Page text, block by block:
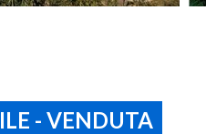
- VENDUTA